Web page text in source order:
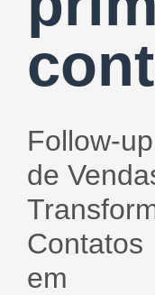
Follow-up
de
Contatos
em